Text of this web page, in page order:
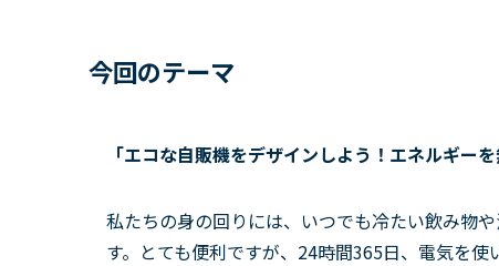
今回のテーマ
「エコな自販機をデザインしよう！エネルギー
私たちの身の回りには、いつでも冷たい飲み物
す。とても便利ですが、24時間365日、電気を